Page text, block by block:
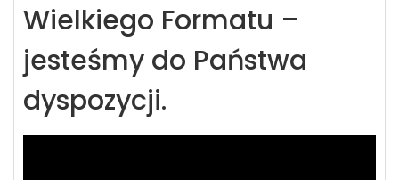
Wielkiego Formatu –
jesteśmy do Państwa
dyspozycji.